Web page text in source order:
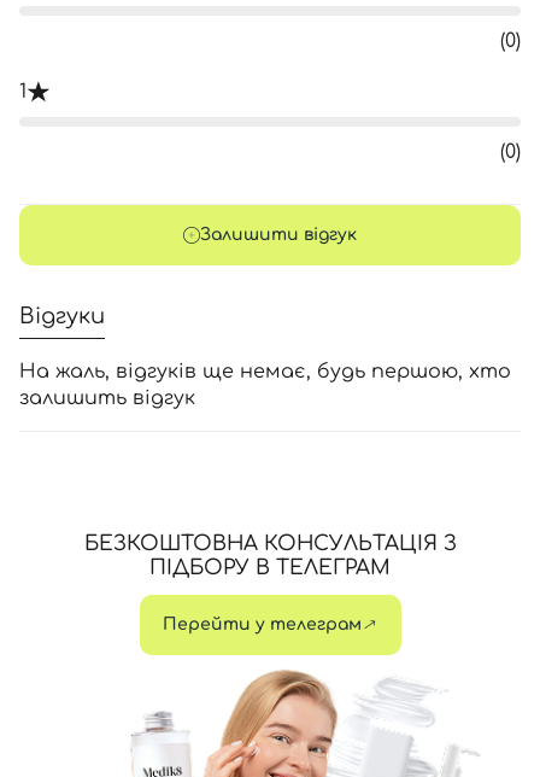
(0)
1
(0)
Залишити відгук
Відгуки
На жаль, відгуків ще немає, будь першою, хто
залишить відгук
БЕЗКОШТОВНА КОНСУЛЬТАЦІЯ З
ПІДБОРУ В ТЕЛЕГРАМ
Перейти у телеграм